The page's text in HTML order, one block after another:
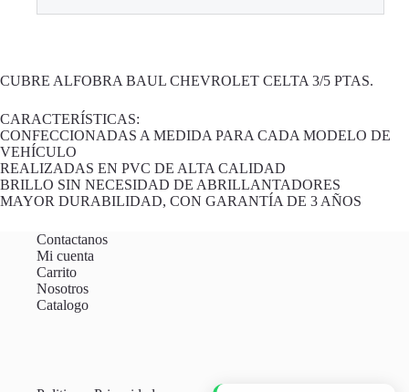
CUBRE ALFOBRA BAUL CHEVROLET CELTA 3/5 PTAS.
CARACTERÍSTICAS:
CONFECCIONADAS A MEDIDA PARA CADA MODELO DE
VEHÍCULO
REALIZADAS EN PVC DE ALTA CALIDAD
BRILLO SIN NECESIDAD DE ABRILLANTADORES
MAYOR DURABILIDAD, CON GARANTÍA DE 3 AÑOS
Contactanos
Mi cuenta
Carrito
Nosotros
Catalogo